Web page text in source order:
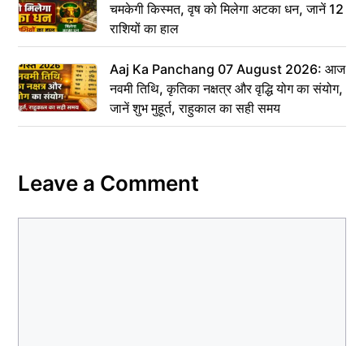
चमकेगी किस्मत, वृष को मिलेगा अटका धन, जानें 12
राशियों का हाल
Aaj Ka Panchang 07 August 2026: आज
नवमी तिथि, कृतिका नक्षत्र और वृद्धि योग का संयोग,
जानें शुभ मुहूर्त, राहुकाल का सही समय
Leave a Comment